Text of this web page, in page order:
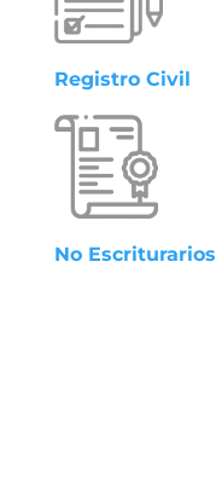
Registro Civil
No Escriturarios